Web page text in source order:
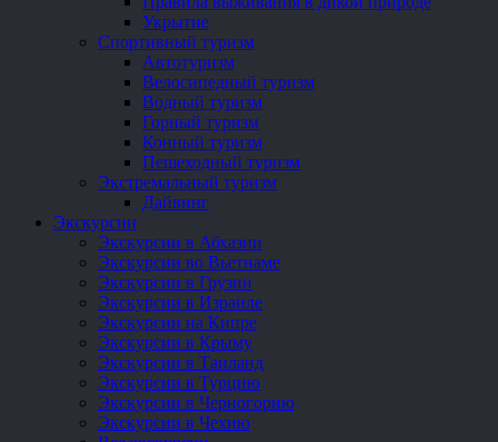
Укрытие
Спортивный туризм
Автотуризм
Велосипедный туризм
Водный туризм
Горный туризм
Конный туризм
Пешеходный туризм
Экстремальный туризм
Дайвинг
Экскурсии
Экскурсии в Абхазии
Экскурсии во Вьетнаме
Экскурсии в Грузии
Экскурсии в Израиле
Экскурсии на Кипре
Экскурсии в Крыму
Экскурсии в Таиланд
Экскурсии в Турцию
Экскурсии в Черногорию
Экскурсии в Чехию